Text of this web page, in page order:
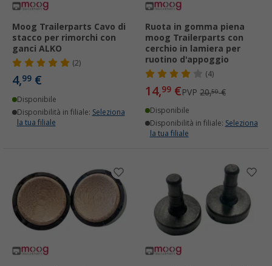
Moog Trailerparts Cavo di
stacco per rimorchi con
ganci ALKO
(2)
4,99 €
Disponibile
Disponibilità in filiale: Seleziona
la tua filiale
Ruota in gomma piena
moog Trailerparts con
cerchio in lamiera per
ruotino d'appoggio
(4)
14,99 €PVP 20,50€
Disponibile
Disponibilità in filiale: Seleziona
la tua filiale